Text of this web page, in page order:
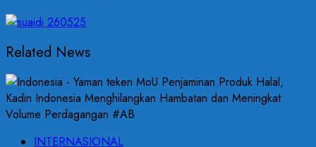
Related News
INTERNASIONAL